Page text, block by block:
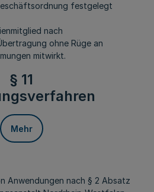
festgelegt
nach
ohne Rüge an
mitwirkt.
§ 11
Mehr
Anwendungen nach § 2 Absatz